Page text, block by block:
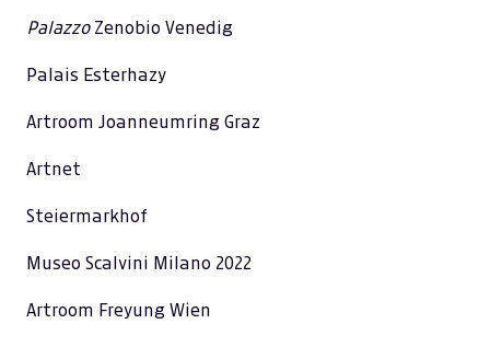
PalazzoZenobio Venedig
Palais Esterhazy
Artroom Joanneumring Graz
Artnet
Steiermarkhof
Museo Scalvini Milano 2022
Artroom Freyung Wien